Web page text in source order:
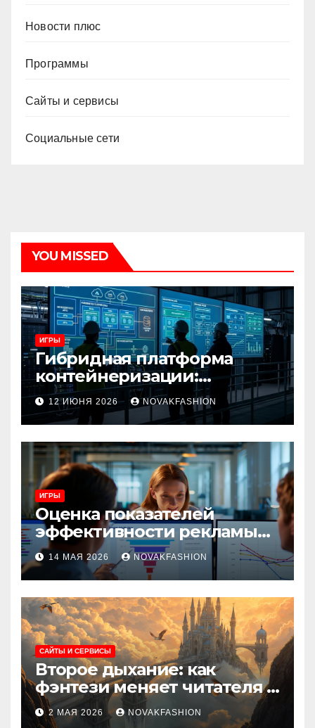
Новости плюс
Программы
Сайты и сервисы
Социальные сети
YOU MISSED
ИГРЫ
Гибридная платформа
контейнеризации:
архитектура, особенности
и сценарии использования
12 ИЮНЯ 2026 NOVAKFASHION
ИГРЫ
Оценка показателей
эффективности рекламы
при атрибуции
множественных точек
касания
14 МАЯ 2026 NOVAKFASHION
САЙТЫ И СЕРВИСЫ
Второе дыхание: как
фэнтези меняет читателя и
культуру
2 МАЯ 2026 NOVAKFASHION